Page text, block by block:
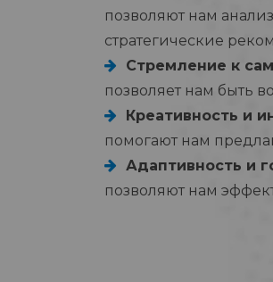
позволяют нам
стратегические
Стремление к
позволяет нам быть
Креативность и
помогают нам
Адаптивность и
позволяют нам